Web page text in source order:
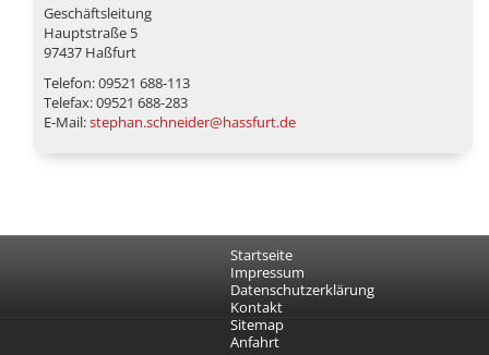
Geschäftsleitung
Hauptstraße 5
97437 Haßfurt
Telefon: 09521 688-113
Telefax: 09521 688-283
E-Mail:stephan.schneider@hassfurt.de
Startseite
Impressum
Datenschutzerklärung
Kontakt
Sitemap
Anfahrt